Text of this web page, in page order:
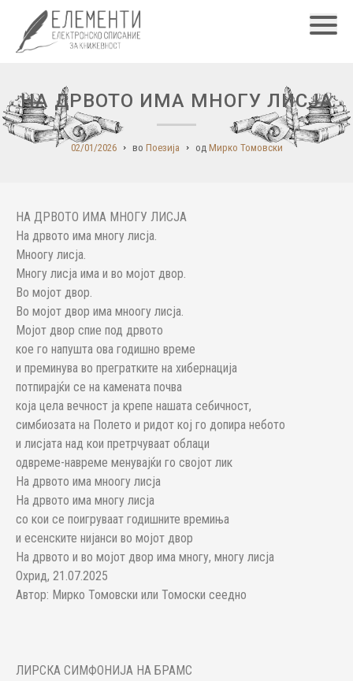
НА ДРВОТО ИМА МНОГУ ЛИСЈА
02/01/2026 во Поезија од Мирко Томовски
НА ДРВОТО ИМА МНОГУ ЛИСЈА
На дрвото има многу лисја.
Мноогу лисја.
Многу лисја има и во мојот двор.
Во мојот двор.
Во мојот двор има мноогу лисја.
Мојот двор спие под дрвото
кое го напушта ова годишно време
и преминува во прегратките на хибернација
потпирајќи се на камената почва
која цела вечност ја крепе нашата себичност,
симбиозата на Полето и ридот кој го допира небото
и лисјата над кои претрчуваат облаци
одвреме-навреме менувајќи го својот лик
На дрвото има мноогу лисја
На дрвото има многу лисја
со кои се поигруваат годишните времиња
и есенските нијанси во мојот двор
На дрвото и во мојот двор има многу, многу лисја
Охрид, 21.07.2025
Автор: Мирко Томовски или Томоски сеедно
ЛИРСКА СИМФОНИЈА НА БРАМС